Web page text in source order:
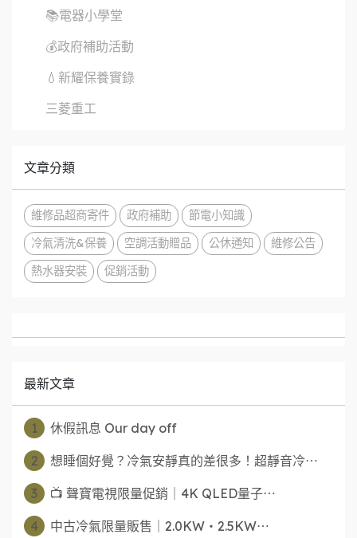
📚電器小學堂
💰政府補助活動
💧新耀保養實錄
三菱重工
文章分類
維修品超商寄件 政府補助
節電小知識
冷氣清洗&保養
空調活動贈品 公休通知
維修公告
熱水器安裝
促銷活動
最新文章
1 休假訊息 Our day off
2 想睡個好覺？冷氣安靜真的差很多！超靜音冷⋯
3 📺 聲寶電視限量促銷｜4K QLED量子⋯
4 中古冷氣限量販售｜2.0KW・2.5KW⋯